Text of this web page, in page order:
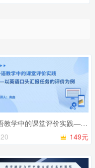
外语教学中的课堂评价实践——以英语口头汇报任务的评价为例
20
149元